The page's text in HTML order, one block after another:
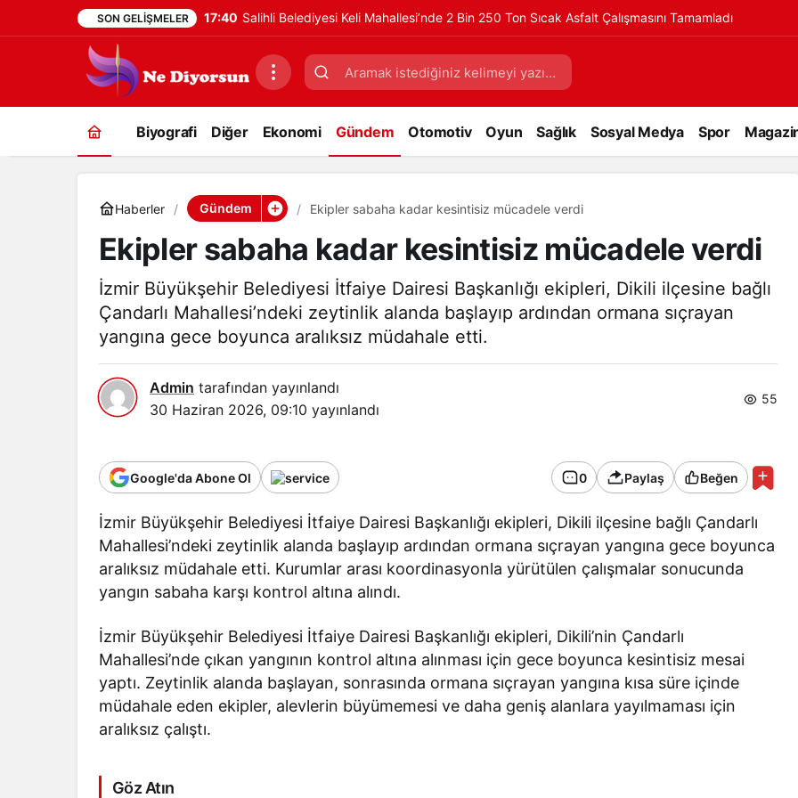
SON GELIŞMELER 17:40 Salihli Belediyesi Keli Mahallesi’nde 2 Bin 250 Ton Sıcak Asfalt Çalışmasını Tamamladı
Biyografi Diğer Ekonomi Gündem Otomotiv Oyun Sağlık Sosyal Medya Spor
Haberler Gündem Ekipler sabaha kadar kesintisiz mücadele verdi
Ekipler sabaha kadar kesintisiz mücadele verdi
İzmir Büyükşehir Belediyesi İtfaiye Dairesi Başkanlığı ekipleri, Dikili ilçesine bağlı
Çandarlı Mahallesi’ndeki zeytinlik alanda başlayıp ardından ormana sıçrayan
yangına gece boyunca aralıksız müdahale etti.
Admin tarafından yayınlandı
30 Haziran 2026, 09:10 yayınlandı
55
Google'da Abone Ol 0 Paylaş Beğen
İzmir Büyükşehir Belediyesi İtfaiye Dairesi Başkanlığı ekipleri, Dikili ilçesine bağlı Çandarlı
Mahallesi’ndeki zeytinlik alanda başlayıp ardından ormana sıçrayan yangına gece boyunca
aralıksız müdahale etti. Kurumlar arası koordinasyonla yürütülen çalışmalar sonucunda
yangın sabaha karşı kontrol altına alındı.
İzmir Büyükşehir Belediyesi İtfaiye Dairesi Başkanlığı ekipleri, Dikili’nin Çandarlı
Mahallesi’nde çıkan yangının kontrol altına alınması için gece boyunca kesintisiz mesai
yaptı. Zeytinlik alanda başlayan, sonrasında ormana sıçrayan yangına kısa süre içinde
müdahale eden ekipler, alevlerin büyümemesi ve daha geniş alanlara yayılmaması için
aralıksız çalıştı.
Göz Atın